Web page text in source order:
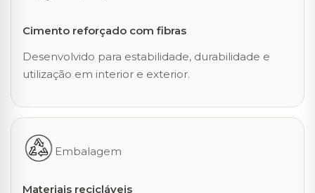
Cimento reforçado com fibras
Desenvolvido para estabilidade, durabilidade e
utilização em interior e exterior.
Embalagem
Materiais recicláveis